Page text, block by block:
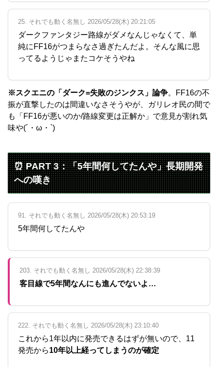
25. それでも動く名無し 2026/05/28(木) 20:21:05
ダークファンタジー路線がダメなんじゃなくて、単
純にFF16がつまらなさ過ぎたんだよ。そんな風に思
ってるようじゃまたコケそうやね
※スクエニの「ダーク=失敗のジンクス」論争。FF16の不
振が直撃したのは間違いなさそうやが、ガリレオ民の間で
も「FF16が悪いのか/路線変更は正解か」で意見が割れ気
味や(´・ω・`)
⏰ PART 3：「5年間何してたんや」長期開発
への嘆き
91. それでも動く名無し 2026/05/28(木) 20:53:19
5年間何してたんや
203. それでも動く名無し 2026/05/28(木) 22:38:39
客目線で5年間なんにも進んでないよ…
222. それでも動く名無し 2026/05/28(木) 23:10:40
これから1年以内に発売できるはずが無いので、11
発売から10年以上経ってしまうのが確定